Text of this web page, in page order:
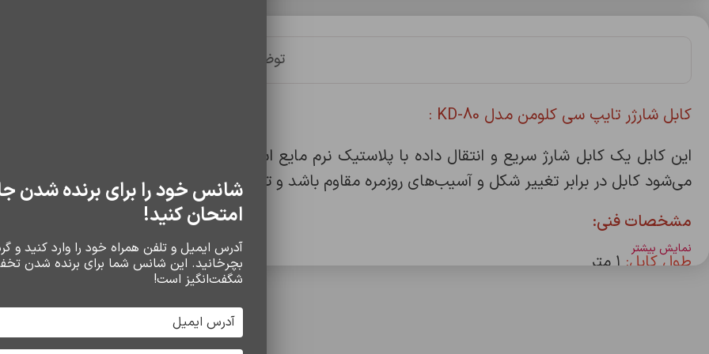
توضیحات
کابل شارژر تایپ سی کلومن مدل KD-80 :
این کابل یک کابل شارژ سریع و انتقال داده با پلاستیک نرم مایع است که انعطاف‌پذیری بالا و مقاومت
می‌شود کابل در برابر تغییر شکل و آسیب‌های روزمره مقاوم باشد و تجربه‌ای راحت و ایمن از شارژ و انتقال داده
مشخصات فنی:
طول کابل:
نمایش بیشتر
سایر محصولات
شانس خود را برای برنده شدن
امتحان کنید!
آدرس ایمیل و تلفن همراه خود را وارد کنید و
بچرخانید. این شانس شما برای برنده شدن
شگفت‌انگیز است!